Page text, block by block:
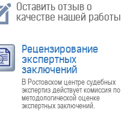
Оставить отзыв о
качестве нашей работы
Рецензирование
экспертных
заключений
В Ростовском центре судебных
экспертиз действует комиссия по
методологической оценке
экспертных заключений.